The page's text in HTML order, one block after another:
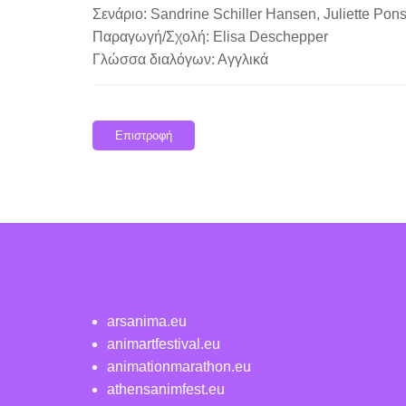
Σενάριο: Sandrine Schiller Hansen, Juliette Pons
Παραγωγή/Σχολή: Elisa Deschepper
Γλώσσα διαλόγων: Αγγλικά
Επιστροφή
arsanima.eu
animartfestival.eu
animationmarathon.eu
athensanimfest.eu